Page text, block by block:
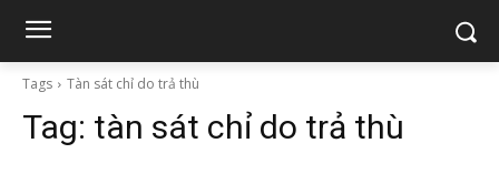
Tags Tàn sát chỉ do trả thù
Tag: tàn sát chỉ do trả thù